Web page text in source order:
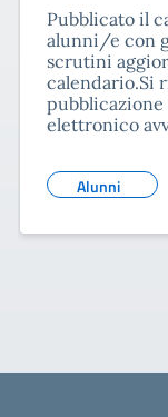
Pubblicato il
alunni/e con
scrutini
calendario.Si
elettronico
Alunni